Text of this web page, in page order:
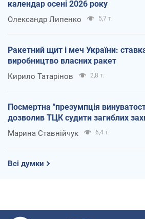
календар осені 2026 року
Олександр Липенко 5,7 т.
Ракетний щит і меч України:
виробництво власних ракет
Кирило Татарінов 2,8 т.
Посмертна "презумпція
дозволив ТЦК судити загиблих
Марина Ставнійчук 6,4 т.
Всі думки